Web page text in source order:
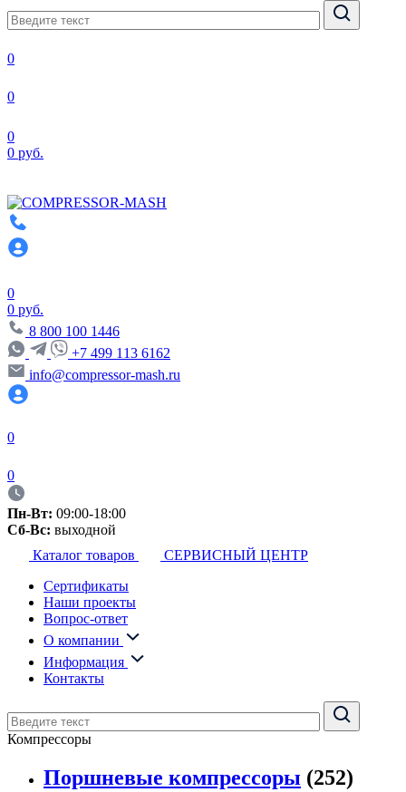
0
0
0
0 руб.
0
0 руб.
8 800 100 1446
+7 499 113 6162
info@compressor-mash.ru
0
0
Пн-Вт: 09:00-18:00
Сб-Вс: выходной
Каталог товаров
СЕРВИСНЫЙ ЦЕНТР
Сертификаты
Наши проекты
Вопрос-ответ
О компании
Информация
Контакты
Компрессоры
Поршневые компрессоры (252)